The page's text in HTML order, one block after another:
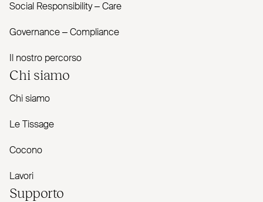
Social Responsibility – Care
Governance – Com­pliance
Il nostro percorso
Chi siamo
Chi siamo
Le Tissage
Cocono
Lavori
Supporto